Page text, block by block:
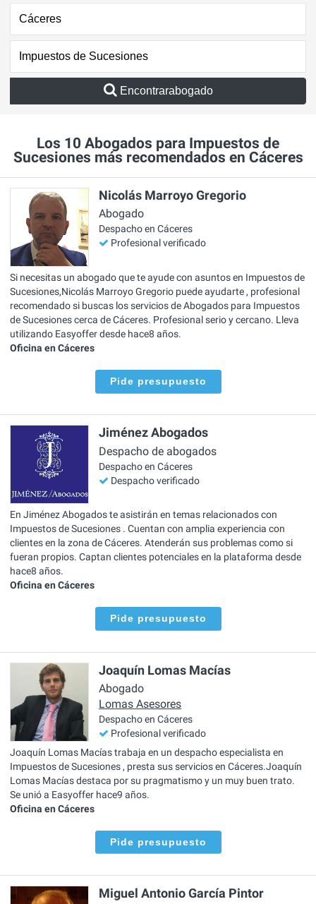
Encontrarabogado
Los 10 Abogados para Impuestos de
Sucesiones más recomendados en Cáceres
Nicolás Marroyo Gregorio
Abogado
Despacho en Cáceres
Profesional verificado
Si necesitas un abogado que te ayude con asuntos en Impuestos de
Sucesiones,Nicolás Marroyo Gregorio puede ayudarte , profesional
recomendado si buscas los servicios de Abogados para Impuestos
de Sucesiones cerca de Cáceres. Profesional serio y cercano. Lleva
utilizando Easyoffer desde hace8 años.
Oficina en Cáceres
Pide presupuesto
Jiménez Abogados
Despacho de abogados
Despacho en Cáceres
Despacho verificado
En Jiménez Abogados te asistirán en temas relacionados con
Impuestos de Sucesiones . Cuentan con amplia experiencia con
clientes en la zona de Cáceres. Atenderán sus problemas como si
fueran propios. Captan clientes potenciales en la plataforma desde
hace8 años.
Oficina en Cáceres
Pide presupuesto
Joaquín Lomas Macías
Abogado
Lomas Asesores
Despacho en Cáceres
Profesional verificado
Joaquín Lomas Macías trabaja en un despacho especialista en
Impuestos de Sucesiones , presta sus servicios en Cáceres.Joaquín
Lomas Macías destaca por su pragmatismo y un muy buen trato.
Se unió a Easyoffer hace9 años.
Oficina en Cáceres
Pide presupuesto
Miguel Antonio García Pintor